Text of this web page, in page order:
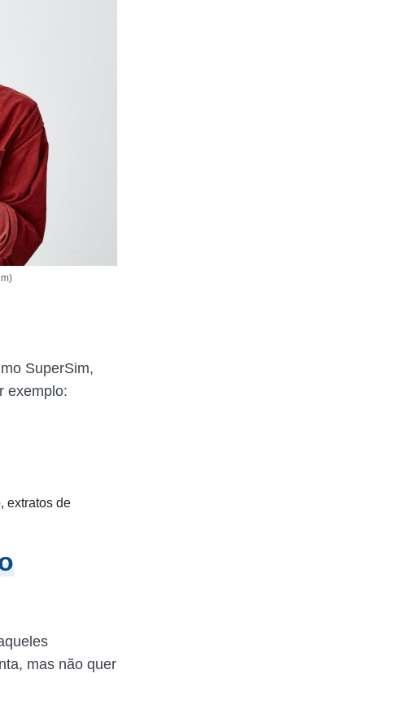
SuperSim,
exemplo:
extratos de
mas não quer